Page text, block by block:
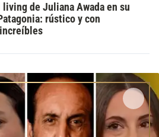
living de Juliana Awada en su
rústico y con